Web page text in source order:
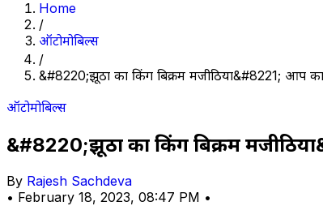
Home
/
ऑटोमोबिल्स
/
&#8220;झूठों का किंग बिक्रम मजीठिया&#8221; आप
ऑटोमोबिल्स
&#8220;झूठों का किंग बिक्रम
By Rajesh Sachdeva
• February 18, 2023, 08:47 PM •